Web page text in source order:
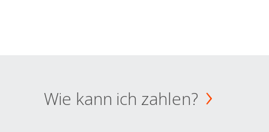
Wie kann ich zahlen?